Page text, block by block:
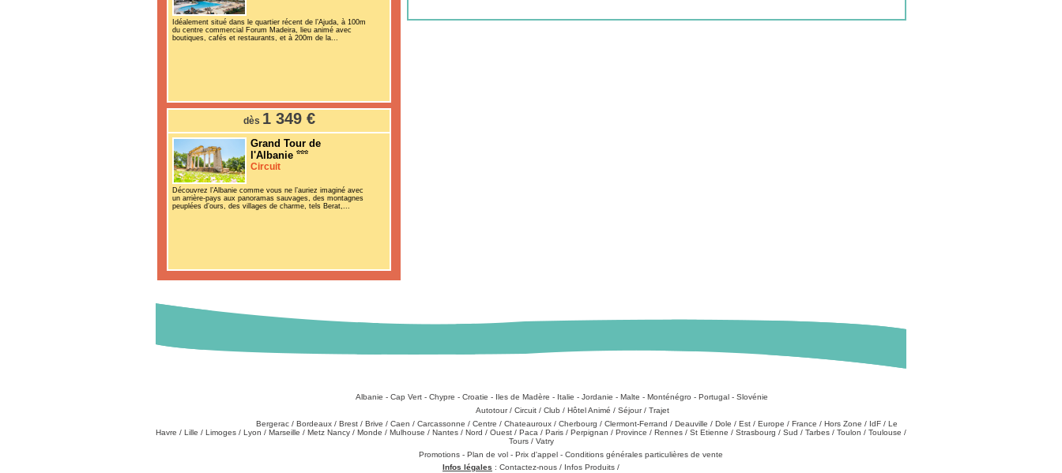
Idéalement situé dans le quartier récent de l’Ajuda, à 100m
du centre commercial Forum Madeira, lieu animé avec
boutiques, cafés et restaurants, et à 200m de la...
dès 1 349 €
Grand Tour de
l'Albanie
Circuit
Découvrez l’Albanie comme vous ne l’auriez imaginé avec
un arrière-pays aux panoramas sauvages, des montagnes
peuplées d’ours, des villages de charme, tels Berat,...
Albanie - Cap Vert- Chypre - Croatie - Iles de Madère - Italie - Jordanie - Malte - Monténégro - Portugal- Slovénie
Autotour/ Circuit / Club / Hôtel Animé / Séjour/ Trajet
Bergerac / Bordeaux / Brest / Brive / Caen / Carcassonne / Centre / Chateauroux / Cherbourg / Clermont-Ferrand / Deauville / Dole / Est / Europe / France / Hors Zone / IdF / Le
Havre / Lille / Limoges / Lyon / Marseille / Metz Nancy / Monde / Mulhouse / Nantes / Nord / Ouest / Paca / Paris / Perpignan / Province / Rennes / St Etienne / Strasbourg / Sud / Tarbes / Toulon / Toulouse /
Tours/ Vatry
Promotions - Plan de vol - Prix d'appel - Conditions générales particulières de vente
Infos légales : Contactez-nous / Infos Produits /